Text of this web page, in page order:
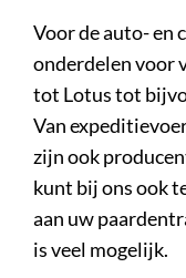
Voor de auto- en
onderdelen voor
tot Lotus tot
Van
zijn ook
kunt bij ons ook
aan uw
is veel mogelijk.